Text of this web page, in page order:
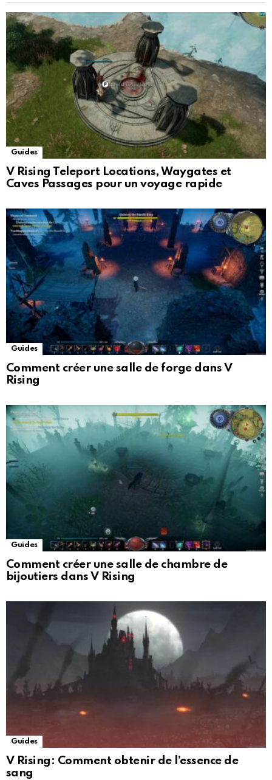
Guides
V Rising Teleport Locations, Waygates et
Caves Passages pour un voyage rapide
Guides
Comment créer une salle de forge dans V
Rising
Guides
Comment créer une salle de chambre de
bijoutiers dans V Rising
Guides
V Rising: Comment obtenir de l’essence de
sang